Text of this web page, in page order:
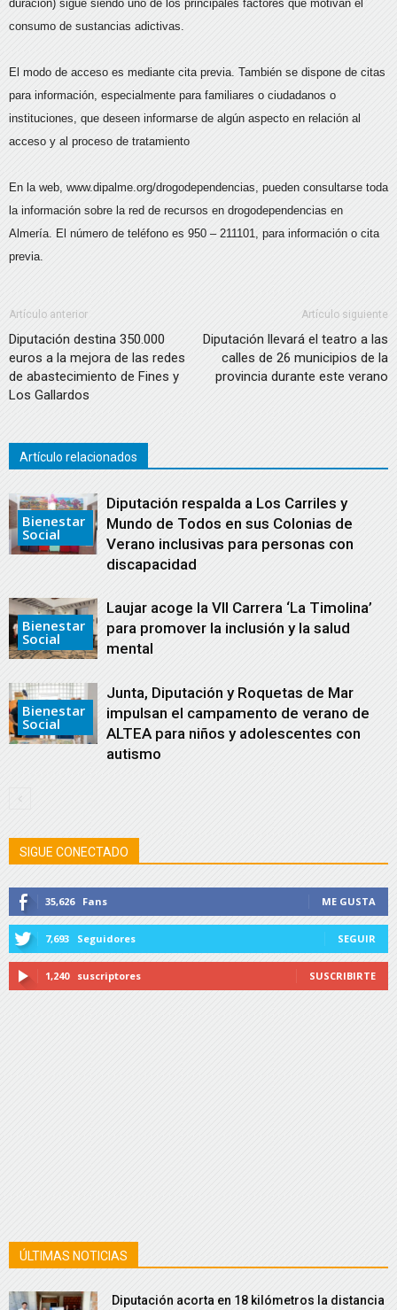
duración) sigue siendo uno de los principales factores que motivan el
consumo de sustancias adictivas.
El modo de acceso es mediante cita previa. También se dispone de citas
para información, especialmente para familiares o ciudadanos o
instituciones, que deseen informarse de algún aspecto en relación al
acceso y al proceso de tratamiento
En la web, www.dipalme.org/drogodependencias, pueden consultarse toda
la información sobre la red de recursos en drogodependencias en
Almería. El número de teléfono es 950 – 211101, para información o cita
previa.
Artículo anterior
Diputación destina 350.000
euros a la mejora de las redes
de abastecimiento de Fines y
Los Gallardos
Artículo siguiente
Diputación llevará el teatro a las
calles de 26 municipios de la
provincia durante este verano
Artículo relacionados
Bienestar
Social
Diputación respalda a Los Carriles y
Mundo de Todos en sus Colonias de
Verano inclusivas para personas con
discapacidad
Bienestar
Social
Laujar acoge la VII Carrera ‘La Timolina’
para promover la inclusión y la salud
mental
Bienestar
Social
Junta, Diputación y Roquetas de Mar
impulsan el campamento de verano de
ALTEA para niños y adolescentes con
autismo
SIGUE CONECTADO
35,626 Fans ME GUSTA
7,693 Seguidores SEGUIR
1,240 suscriptores SUSCRIBIRTE
ÚLTIMAS NOTICIAS
Diputación acorta en 18 kilómetros la distancia